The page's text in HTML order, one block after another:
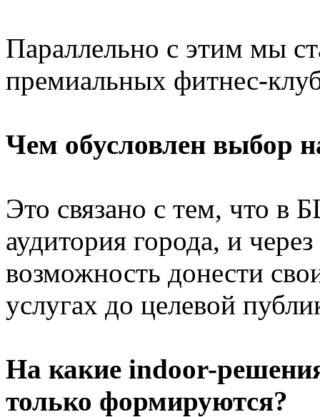
Параллельно с этим мы
премиальных фитнес-
Чем обусловлен выбор
Это связано с тем, что в
аудитория города, и
возможность донести
услугах до целевой
На какие indoor-
только формируются?